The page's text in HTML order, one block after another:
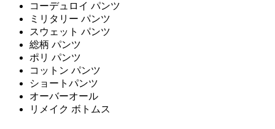
コーデュロイ パンツ
ミリタリー パンツ
スウェット パンツ
総柄 パンツ
ポリ パンツ
コットン パンツ
ショートパンツ
オーバーオール
リメイク ボトムス